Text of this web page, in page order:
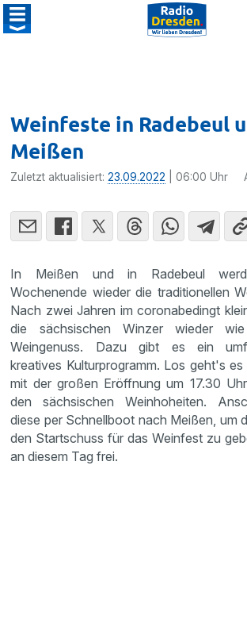
Weinfeste in Radebeul
Meißen
Zuletzt aktualisiert:23.09.2022 | 06:00 Uhr
In Meißen und in Radebeul
Wochenende wieder die traditionellen
Nach zwei Jahren im coronabedingt
die sächsischen Winzer wieder
Weingenuss. Dazu gibt es ein
kreatives Kulturprogramm. Los geht's es
mit der großen Eröffnung um 17.30
den sächsischen Weinhoheiten.
diese per Schnellboot nach Meißen, um
den Startschuss für das Weinfest zu
an diesem Tag frei.